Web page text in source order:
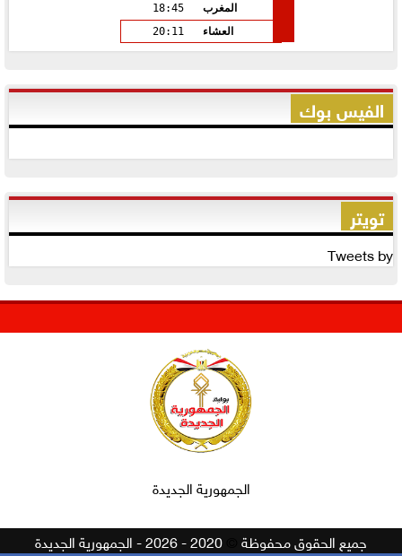
المغرب
18:45
العشاء
20:11
الفيس بوك
تويتر
Tweets by
الجمهورية الجديدة
جميع الحقوق محفوظة